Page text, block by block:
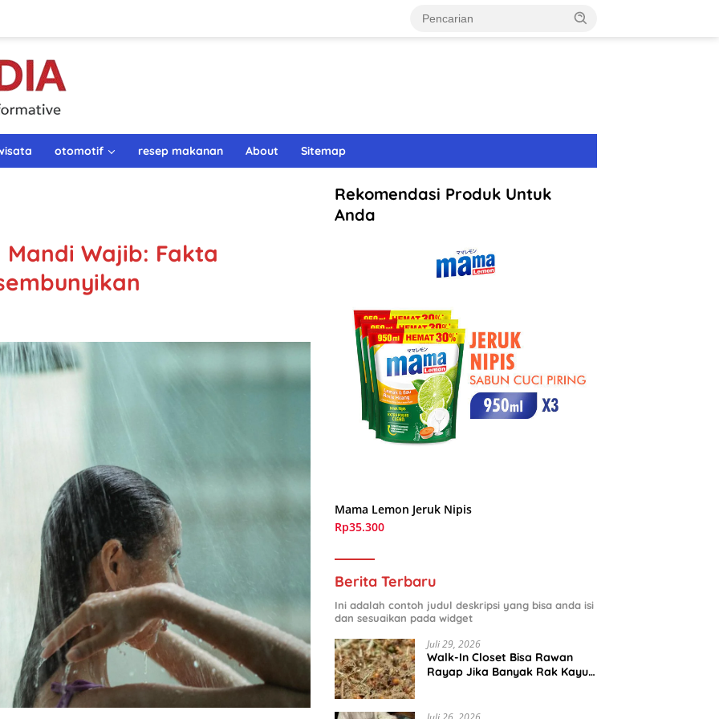
otomotif resep makanan About Sitemap
Wajib: Fakta
Rekomendasi Produk Untuk
Anda
Mama Lemon Jeruk Nipis
Rp35.300
Berita Terbaru
Ini adalah contoh judul deskripsi yang bisa anda isi
dan sesuaikan pada widget
Juli 29, 2026
Walk-In Closet Bisa Rawan
Rayap Jika Banyak Rak Kayu